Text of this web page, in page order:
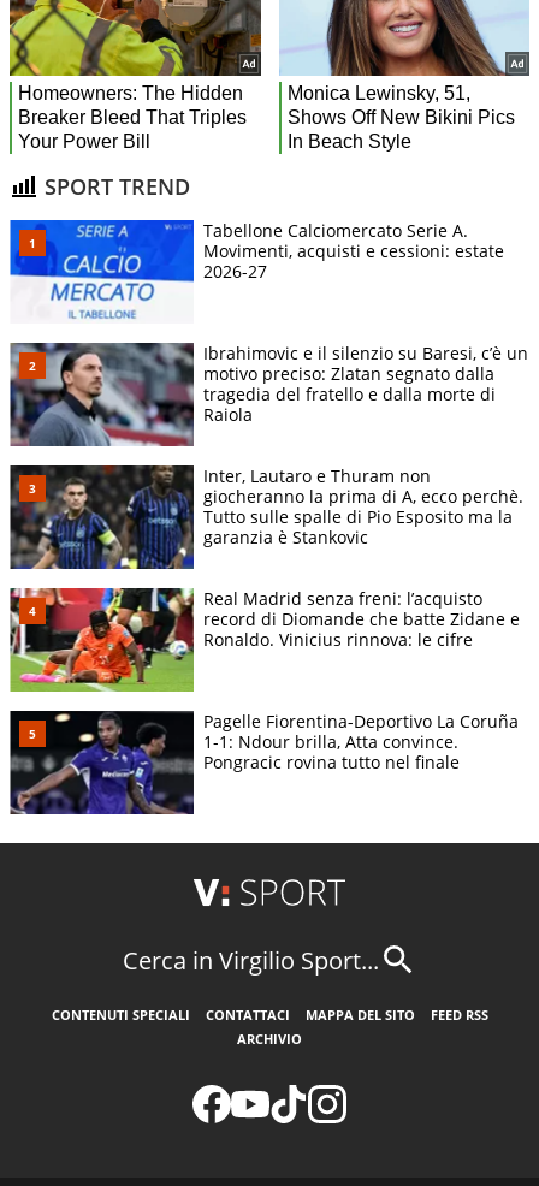
SPORT TREND
Tabellone Calciomercato Serie A.
Movimenti, acquisti e cessioni: estate
2026-27
Ibrahimovic e il silenzio su Baresi, c’è un
motivo preciso: Zlatan segnato dalla
tragedia del fratello e dalla morte di
Raiola
Inter, Lautaro e Thuram non
giocheranno la prima di A, ecco perchè.
Tutto sulle spalle di Pio Esposito ma la
garanzia è Stankovic
Real Madrid senza freni: l’acquisto
record di Diomande che batte Zidane e
Ronaldo. Vinicius rinnova: le cifre
Pagelle Fiorentina-Deportivo La Coruña
1-1: Ndour brilla, Atta convince.
Pongracic rovina tutto nel finale
Cerca in Virgilio Sport...
CONTENUTI SPECIALI CONTATTACI MAPPA DEL SITO
FEED RSS
ARCHIVIO